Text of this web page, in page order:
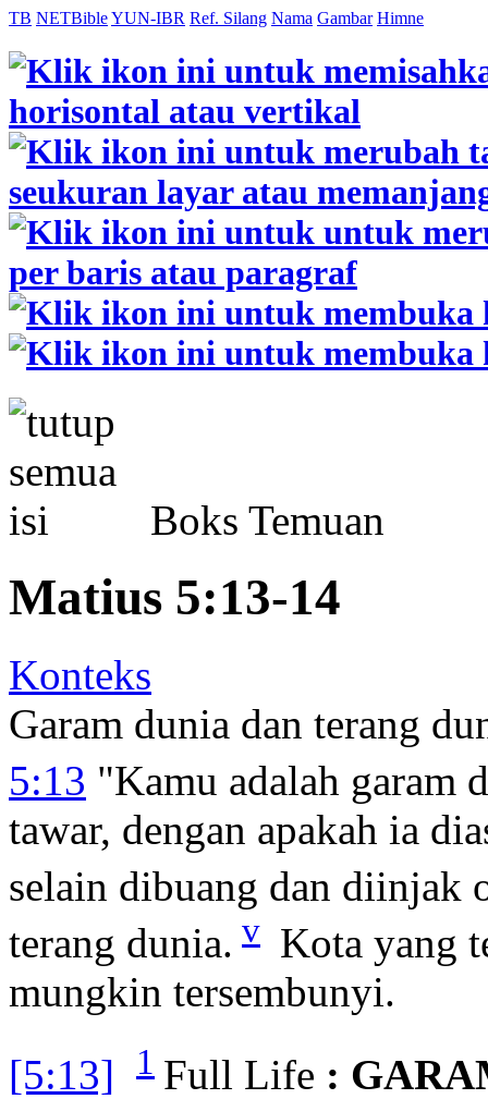
TB NETBibleYUN-IBR Ref. Silang Nama Gambar Himne
Boks Temuan
Matius 5:13-14
Konteks
Garam dunia dan terang
5:13 "Kamu adalah garam
tawar, dengan apakah ia
selain dibuang dan diinjak
terang dunia. v Kota yang
mungkin tersembunyi.
[5:13]
1 Full Life :